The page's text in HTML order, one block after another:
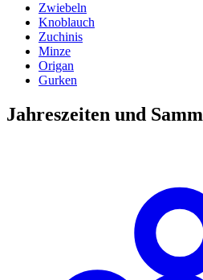
Zwiebeln
Knoblauch
Zuchinis
Minze
Origan
Gurken
Jahreszeiten und